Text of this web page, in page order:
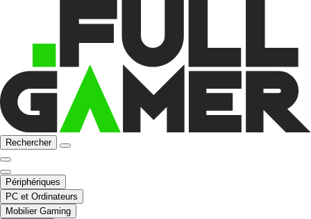
Rechercher
Périphériques
PC et Ordinateurs
Mobilier Gaming